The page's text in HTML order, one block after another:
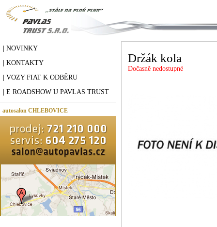
| NOVINKY
| KONTAKTY
| VOZY FIAT K ODBĚRU
| E ROADSHOW U PAVLAS TRUST
autosalon CHLEBOVICE
Držák kola
Dočasně nedostupné